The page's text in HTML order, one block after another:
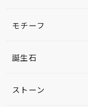
モチーフ
誕生石
ストーン